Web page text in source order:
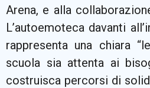
Arena, e alla
L’autoemoteca davanti
rappresenta una chiara
scuola sia attenta ai
costruisca percorsi di